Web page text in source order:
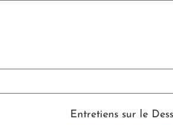
Entretiens sur le